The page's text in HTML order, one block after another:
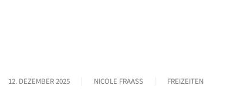
12. DEZEMBER 2025 NICOLE FRAASS FREIZEITEN